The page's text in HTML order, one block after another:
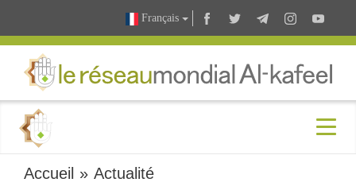
Français
Accueil »Actualité